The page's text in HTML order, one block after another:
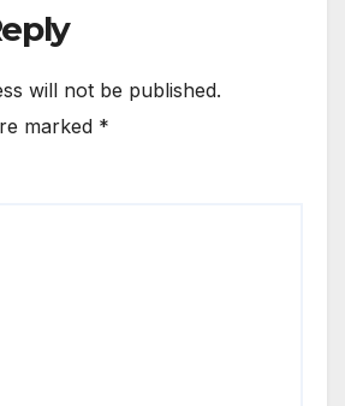
will not be published.
marked *